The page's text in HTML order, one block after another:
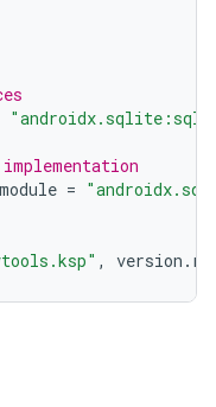
module =
, version .